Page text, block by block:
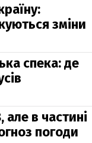
зміни
спека: де
в частині
погоди